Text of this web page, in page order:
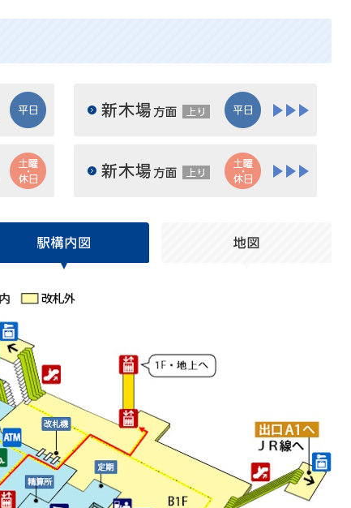
大崎方面 埼京線（渋谷・新宿・池袋）下り
大崎方面 埼京線（渋谷・新宿・池袋）下り
新木場方面上り
大崎方面 埼京線（渋谷・